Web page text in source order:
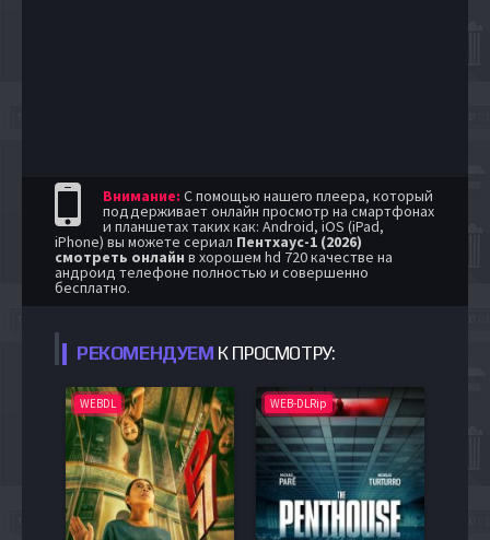
Внимание: С помощью нашего плеера, который
поддерживает онлайн просмотр на смартфонах
и планшетах таких как: Android, iOS (iPad,
iPhone) вы можете сериал Пентхаус-1 (2026)
смотреть онлайн в хорошем hd 720 качестве на
андроид телефоне полностью и совершенно
бесплатно.
РЕКОМЕНДУЕМ К ПРОСМОТРУ:
WEBDL WEB-DLRip